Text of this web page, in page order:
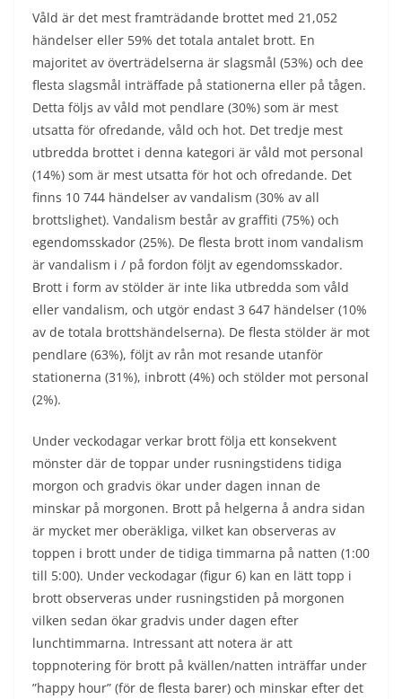
Våld är det mest framträdande brottet med 21,052
händelser eller 59% det totala antalet brott. En
majoritet av överträdelserna är slagsmål (53%) och dee
flesta slagsmål inträffade på stationerna eller på tågen.
Detta följs av våld mot pendlare (30%) som är mest
utsatta för ofredande, våld och hot. Det tredje mest
utbredda brottet i denna kategori är våld mot personal
(14%) som är mest utsatta för hot och ofredande. Det
finns 10 744 händelser av vandalism (30% av all
brottslighet). Vandalism består av graffiti (75%) och
egendomsskador (25%). De flesta brott inom vandalism
är vandalism i / på fordon följt av egendomsskador.
Brott i form av stölder är inte lika utbredda som våld
eller vandalism, och utgör endast 3 647 händelser (10%
av de totala brottshändelserna). De flesta stölder är mot
pendlare (63%), följt av rån mot resande utanför
stationerna (31%), inbrott (4%) och stölder mot personal
(2%).
Under veckodagar verkar brott följa ett konsekvent
mönster där de toppar under rusningstidens tidiga
morgon och gradvis ökar under dagen innan de
minskar på morgonen. Brott på helgerna å andra sidan
är mycket mer oberäkliga, vilket kan observeras av
toppen i brott under de tidiga timmarna på natten (1:00
till 5:00). Under veckodagar (figur 6) kan en lätt topp i
brott observeras under rusningstiden på morgonen
vilken sedan ökar gradvis under dagen efter
lunchtimmarna. Intressant att notera är att
toppnotering för brott på kvällen/natten inträffar under
”happy hour” (för de flesta barer) och minskar efter det